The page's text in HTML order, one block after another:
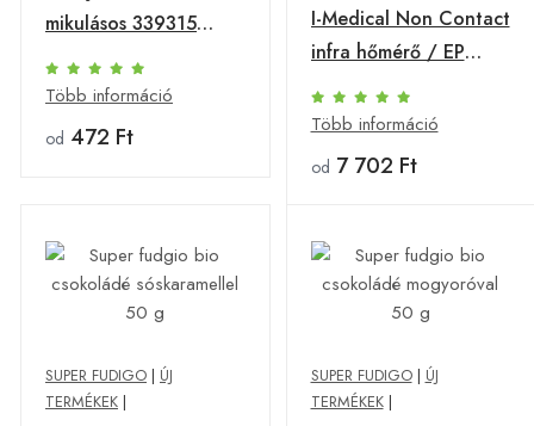
mikulásos 339315
18*23
Több információ
od 472 Ft
I-Medical Non Contact
infra hőmérő / EP
kártyára adható/#td
Több információ
od 7 702 Ft
SUPER FUDIGO | ÚJ
TERMÉKEK |
SUPER FUDIGO| ÚJ
TERMÉKEK|